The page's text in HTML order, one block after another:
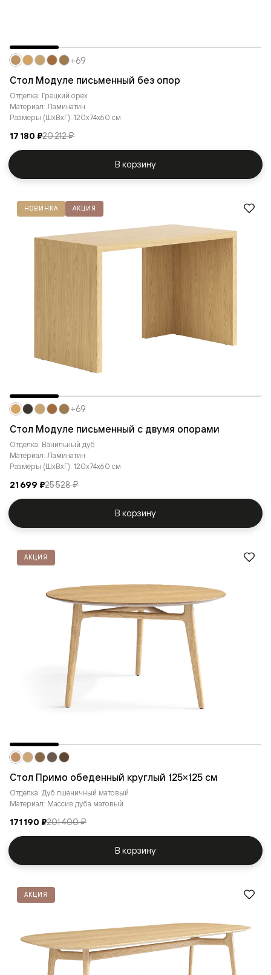
Стол Модуле письменный без опор
Отделка: Грецкий орех
Материал: Ламинатин
Размеры (ШxВxГ): 120x74x60 см
17 180 ₽20 212 ₽
+69
В корзину
НОВИНКА АКЦИЯ
Стол Модуле письменный с двумя опорами
Отделка: Ванильный дуб
Материал: Ламинатин
Размеры (ШxВxГ): 120x74x60 см
21 699 ₽25 528 ₽
+69
В корзину
АКЦИЯ
Стол Примо обеденный круглый 125×125 см
Отделка: Дуб пшеничный матовый
Материал: Массив дуба матовый
171 190 ₽201 400 ₽
В корзину
АКЦИЯ